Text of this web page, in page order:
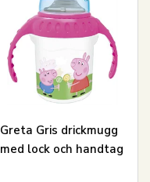
Greta Gris drickmugg
med lock och handtag